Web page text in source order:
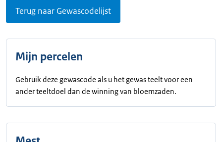
Terug naar Gewascodelijst
Mijn percelen
Gebruik deze gewascode als u het gewas teelt voor een
ander teeltdoel dan de winning van bloemzaden.